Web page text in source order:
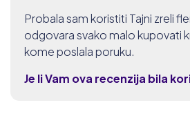
Probala sam koristiti Tajni zreli
odgovara svako malo kupovati
kome poslala poruku.
Je li Vam ova recenzija bila